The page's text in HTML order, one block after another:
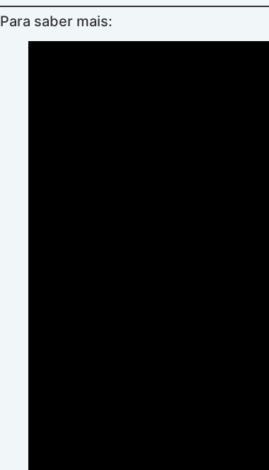
Para saber mais: